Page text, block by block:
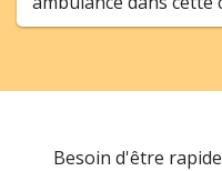
Besoin d'être